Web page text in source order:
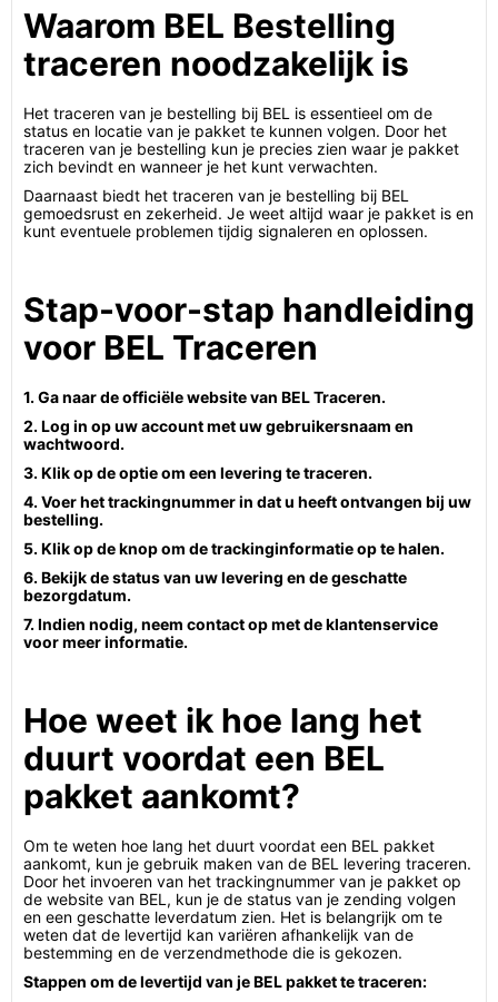
Waarom BEL Bestelling
traceren noodzakelijk is
Het traceren van je bestelling bij BEL is essentieel om de
status en locatie van je pakket te kunnen volgen. Door het
traceren van je bestelling kun je precies zien waar je pakket
zich bevindt en wanneer je het kunt verwachten.
Daarnaast biedt het traceren van je bestelling bij BEL
gemoedsrust en zekerheid. Je weet altijd waar je pakket is en
kunt eventuele problemen tijdig signaleren en oplossen.
Stap-voor-stap handleiding
voor BEL Traceren
1. Ga naar de officiële website van BEL Traceren.
2. Log in op uw account met uw gebruikersnaam en
wachtwoord.
3. Klik op de optie om een levering te traceren.
4. Voer het trackingnummer in dat u heeft ontvangen bij uw
bestelling.
5. Klik op de knop om de trackinginformatie op te halen.
6. Bekijk de status van uw levering en de geschatte
bezorgdatum.
7. Indien nodig, neem contact op met de klantenservice
voor meer informatie.
Hoe weet ik hoe lang het
duurt voordat een BEL
pakket aankomt?
Om te weten hoe lang het duurt voordat een BEL pakket
aankomt, kun je gebruik maken van de BEL levering traceren.
Door het invoeren van het trackingnummer van je pakket op
de website van BEL, kun je de status van je zending volgen
en een geschatte leverdatum zien. Het is belangrijk om te
weten dat de levertijd kan variëren afhankelijk van de
bestemming en de verzendmethode die is gekozen.
Stappen om de levertijd van je BEL pakket te traceren: